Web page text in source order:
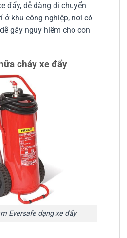
đẩy, dễ dàng di chuyển
ở khu công nghiệp, nơi có
gây nguy hiểm cho con
cháy xe đẩy
Eversafe dạng xe đẩy